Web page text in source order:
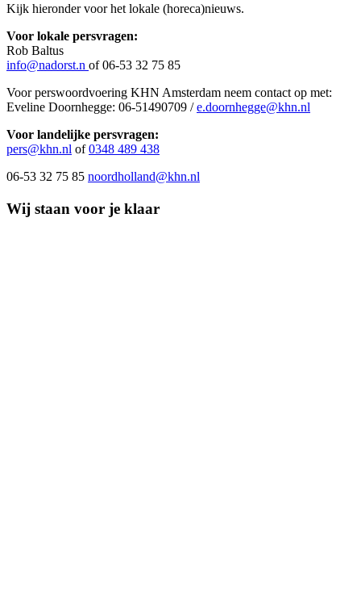
Kijk hieronder voor het lokale (horeca)nieuws.
Voor lokale persvragen:
Rob Baltus
info@nadorst.n of 06-53 32 75 85
Voor perswoordvoering KHN Amsterdam neem contact op met:
Eveline Doornhegge: 06-51490709 /e.doornhegge@khn.nl
Voor landelijke persvragen:
pers@khn.nl of0348 489 438
06-53 32 75 85 noordholland@khn.nl
Wij staan voor je klaar